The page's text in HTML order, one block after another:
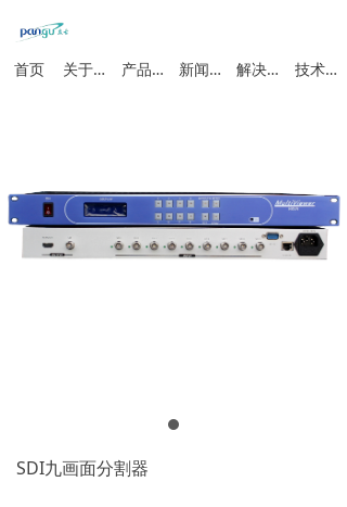
首页 关于我们 产品中心 新闻动态 解决方案 技术支持
SDI九画面分割器